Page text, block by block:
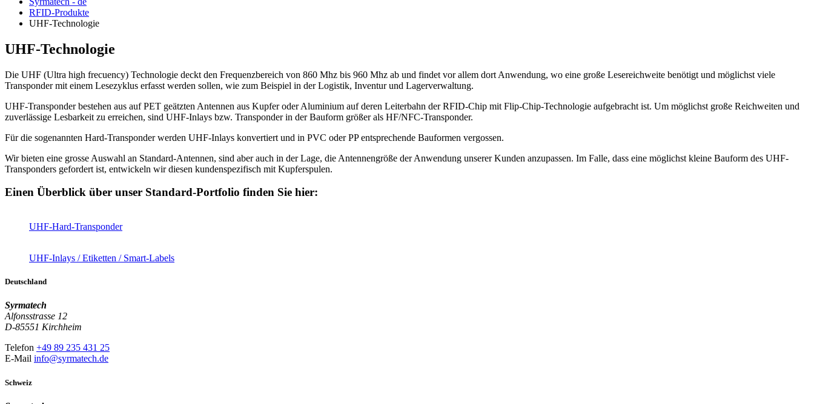
RFID-Produkte
UHF-Technologie
UHF-Technologie
Die UHF (Ultra high frecuency) Technologie deckt den Frequenzbereich von 860 Mhz bis 960 Mhz ab und findet vor allem dort Anwendung, wo eine große Lesereichweite benötigt und möglichst viele
Transponder mit einem Lesezyklus erfasst werden sollen, wie zum Beispiel in der Logistik, Inventur und Lagerverwaltung.
UHF-Transponder bestehen aus auf PET geätzten Antennen aus Kupfer oder Aluminium auf deren Leiterbahn der RFID-Chip mit Flip-Chip-Technologie aufgebracht ist. Um möglichst große Reichweiten und
zuverlässige Lesbarkeit zu erreichen, sind UHF-Inlays bzw. Transponder in der Bauform größer als HF/NFC-Transponder.
Für die sogenannten Hard-Transponder werden UHF-Inlays konvertiert und in PVC oder PP entsprechende Bauformen vergossen.
Wir bieten eine grosse Auswahl an Standard-Antennen, sind aber auch in der Lage, die Antennengröße der Anwendung unserer Kunden anzupassen. Im Falle, dass eine möglichst kleine Bauform des UHF-
Transponders gefordert ist, entwickeln wir diesen kundenspezifisch mit Kupferspulen.
Einen Überblick über unser Standard-Portfolio finden Sie hier:
UHF-Hard-Transponder
UHF-Inlays / Etiketten / Smart-Labels
Deutschland
Syrmatech
Alfonsstrasse 12
D-85551 Kirchheim
Telefon +49 89 235 431 25
E-Mail info@syrmatech.de
Schweiz